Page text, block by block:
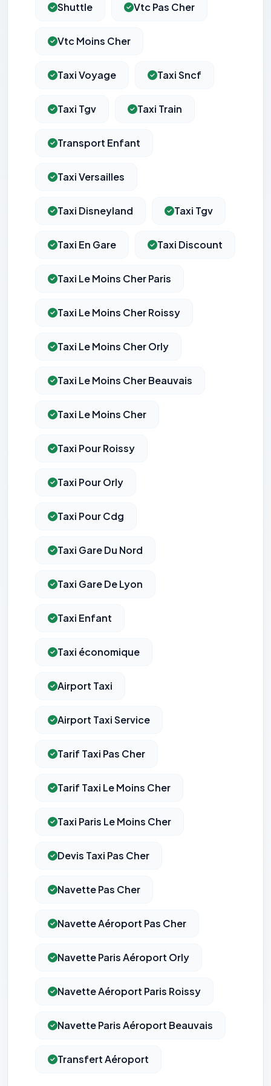
Shuttle Vtc Pas Cher
Vtc Moins Cher
Taxi Voyage Taxi Sncf
Taxi Tgv Taxi Train
Transport Enfant
Taxi Versailles
Taxi Disneyland Taxi Tgv
Taxi En Gare Taxi Discount
Taxi Le Moins Cher Paris
Taxi Le Moins Cher Roissy
Taxi Le Moins Cher Orly
Taxi Le Moins Cher Beauvais
Taxi Le Moins Cher
Taxi Pour Roissy
Taxi Pour Orly
Taxi Pour Cdg
Taxi Gare Du Nord
Taxi Gare De Lyon
Taxi Enfant
Taxi économique
Airport Taxi
Airport Taxi Service
Tarif Taxi Pas Cher
Tarif Taxi Le Moins Cher
Taxi Paris Le Moins Cher
Devis Taxi Pas Cher
Navette Pas Cher
Navette Aéroport Pas Cher
Navette Paris Aéroport Orly
Navette Aéroport Paris Roissy
Navette Paris Aéroport Beauvais
Transfert Aéroport
Nécessaires au fonctionnement du site : session, sécurité,
mémorisation de vos choix de consentement. Ils ne
(pages visitées, durée de visite) pour l'améliorer. Données